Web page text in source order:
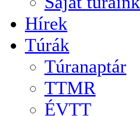
Hírek
Túrák
Túranaptár
TTMR
ÉVTT